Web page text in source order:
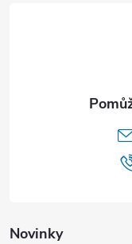
Novinky